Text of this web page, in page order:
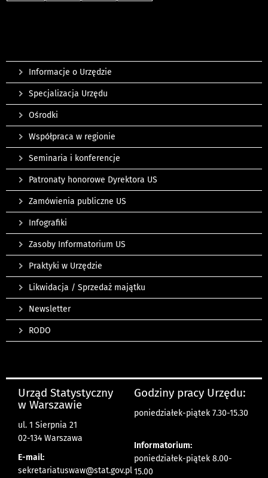
Informacje o Urzędzie
Specjalizacja Urzędu
Ośrodki
Współpraca w regionie
Seminaria i konferencje
Patronaty honorowe Dyrektora US
Zamówienia publiczne US
Infografiki
Zasoby Informatorium US
Praktyki w Urzędzie
Likwidacja / Sprzedaż majątku
Newsletter
RODO
Urząd Statystyczny
w Warszawie
ul. 1 Sierpnia 21
02-134 Warszawa
E-mail:
sekretariatuswaw@stat.gov.pl
Godziny pracy Urzędu:
poniedziałek-piątek 7.30-15.30
Informatorium:
poniedziałek-piątek 8.00-
15.00